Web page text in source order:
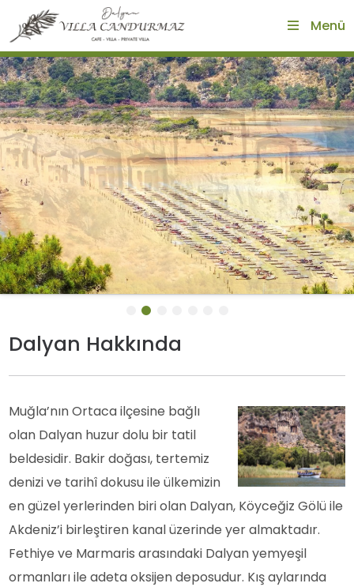
Menü
Dalyan Hakkında
Muğla’nın Ortaca ilçesine bağlı
olan Dalyan huzur dolu bir tatil
beldesidir. Bakir doğası, tertemiz
denizi ve tarihî dokusu ile ülkemizin
en güzel yerlerinden biri olan Dalyan, Köyceğiz Gölü ile
Akdeniz’i birleştiren kanal üzerinde yer almaktadır.
Fethiye ve Marmaris arasındaki Dalyan yemyeşil
ormanları ile adeta oksijen deposudur. Kış aylarında